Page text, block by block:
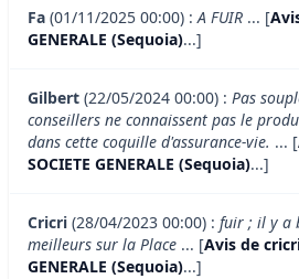
Fa (01/11/2025 00:00) :A FUIR ... [
GENERALE (Sequoia)...]
Gilbert (22/05/2024 00:00) : Pas
conseillers ne connaissent pas le
dans cette coquille d'assurance-vie. ... [
SOCIETE GENERALE (Sequoia)...]
Cricri (28/04/2023 00:00) : fuir ; il y a
meilleurs sur la Place ... [Avis de
GENERALE (Sequoia)...]